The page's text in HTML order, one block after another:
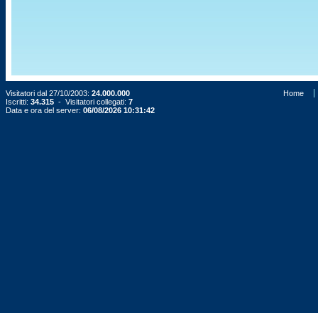
Visitatori dal 27/10/2003: 24.000.000
Iscritti: 34.315 - Visitatori collegati: 7
Data e ora del server: 06/08/2026 10:31:42
Home